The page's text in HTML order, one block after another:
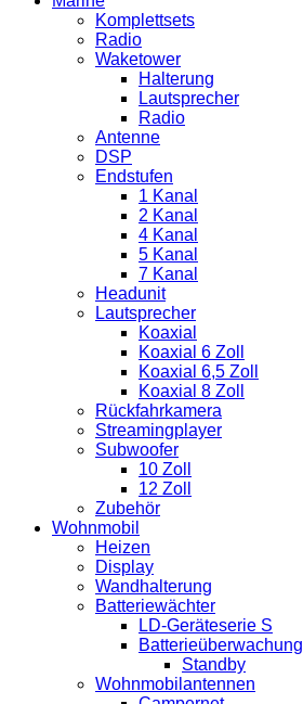
Komplettsets
Radio
Waketower
Halterung
Lautsprecher
Radio
Antenne
DSP
Endstufen
1 Kanal
2 Kanal
4 Kanal
5 Kanal
7 Kanal
Headunit
Lautsprecher
Koaxial
Koaxial 6 Zoll
Koaxial 6,5 Zoll
Koaxial 8 Zoll
Rückfahrkamera
Streamingplayer
Subwoofer
10 Zoll
12 Zoll
Zubehör
Wohnmobil
Heizen
Display
Wandhalterung
Batteriewächter
LD-Geräteserie S
Batterieüberwachung
Standby
Wohnmobilantennen